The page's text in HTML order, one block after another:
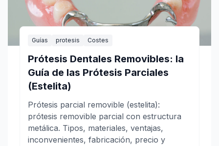
Guías protesis Costes
Prótesis Dentales Removibles: la
Guía de las Prótesis Parciales
(Estelita)
Prótesis parcial removible (estelita):
prótesis removible parcial con estructura
metálica. Tipos, materiales, ventajas,
inconvenientes, fabricación, precio y